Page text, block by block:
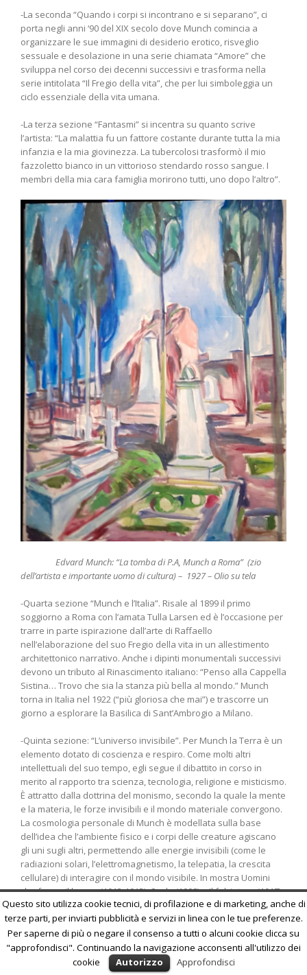
Questo sito utilizza cookie tecnici, di profilazione e di marketing, anche di
terze parti, per inviarti pubblicità e servizi in linea con le tue preferenze.
Per saperne di più o negare il consenso a tutti o alcuni cookie clicca su
"approfondisci". Continuando la navigazione acconsenti all'utilizzo dei
cookie
Autorizzo Approfondisci
-La seconda “Quando i corpi si incontrano e si separano”, ci
porta negli anni ‘90 del XIX secolo dove Munch comincia a
organizzare le sue immagini di desiderio erotico, risveglio
sessuale e desolazione in una serie chiamata “Amore” che
sviluppa nel corso dei decenni successivi e trasforma nella
serie intitolata “Il Fregio della vita”, che per lui simboleggia un
ciclo essenziale della vita umana.
-La terza sezione “Fantasmi” si incentra su quanto scrive
l’artista: “La malattia fu un fattore costante durante tutta la mia
infanzia e la mia giovinezza. La tubercolosi trasformò il mio
fazzoletto bianco in un vittorioso stendardo rosso sangue. I
membri della mia cara famiglia morirono tutti, uno dopo l’altro”.
Edvard Munch: “La tomba di P.A, Munch a Roma” (zio
dell’artista e importante uomo di cultura) – 1927 – Olio su tela
-Quarta sezione “Munch e l’Italia”. Risale al 1899 il primo
soggiorno a Roma con l’amata Tulla Larsen ed è l’occasione per
trarre in parte ispirazione dall’arte di Raffaello
nell’elaborazione del suo Fregio della vita in un allestimento
architettonico narrativo. Anche i dipinti monumentali successivi
devono un tributo al Rinascimento italiano: “Penso alla Cappella
Sistina… Trovo che sia la stanza più bella al mondo.” Munch
torna in Italia nel 1922 (“più gloriosa che mai”) e trascorre un
giorno a esplorare la Basilica di Sant’Ambrogio a Milano.
-Quinta sezione: “L’universo invisibile”. Per Munch la Terra è un
elemento dotato di coscienza e respiro. Come molti altri
intellettuali del suo tempo, egli segue il dibattito in corso in
merito al rapporto tra scienza, tecnologia, religione e misticismo.
È attratto dalla dottrina del monismo, secondo la quale la mente
e la materia, le forze invisibili e il mondo materiale convergono.
La cosmologia personale di Munch è modellata sulla base
dell’idea che l’ambiente fisico e i corpi delle creature agiscano
gli uni sugli altri, permettendo alle energie invisibili (come le
radiazioni solari, l’elettromagnetismo, la telepatia, la crescita
cellulare) di interagire con il mondo visibile. In mostra Uomini
che fanno il bagno (1913-1915), Onde (1908) e Il falciatore (1917).